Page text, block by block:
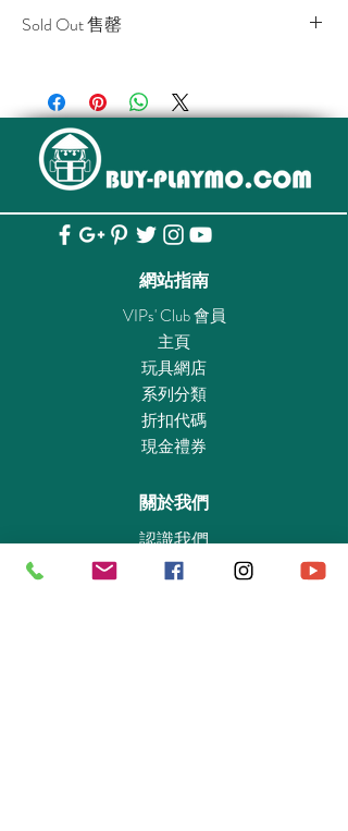
Sold Out 售罄
該貨品已全部售罄。
網站指南
VIPs' Club 會員
主頁
玩具網店
系列分類
折扣代碼
現金禮券
關於我們
認識我們
實體專賣店